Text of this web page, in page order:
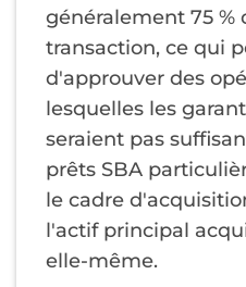
généralement 75
transaction, ce qui
d'approuver des
lesquelles les
seraient pas
prêts SBA
le cadre
l'actif principal
elle-même.